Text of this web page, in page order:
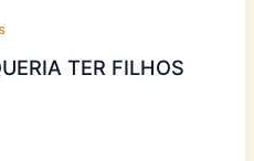
TER FILHOS